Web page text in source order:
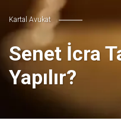
Kartal Avukat
Senet İcra
Yapılır?